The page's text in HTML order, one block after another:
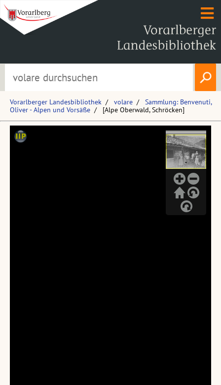
Vorarlberger Landesbibliothek volare
Sammlung: Benvenuti,
Oliver - Alpen und Vorsäße
[Alpe Oberwald, Schröcken]